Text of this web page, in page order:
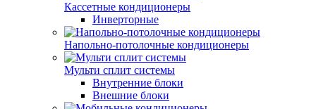
Кассетные кондиционеры
Инверторные
Напольно-потолочные кондиционеры
Мульти сплит системы
Внутренние блоки
Внешние блоки